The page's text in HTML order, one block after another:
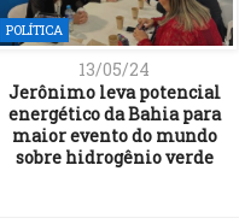
POLÍTICA
13/05/24
Jerônimo leva potencial
energético da Bahia para
maior evento do mundo
sobre hidrogênio verde